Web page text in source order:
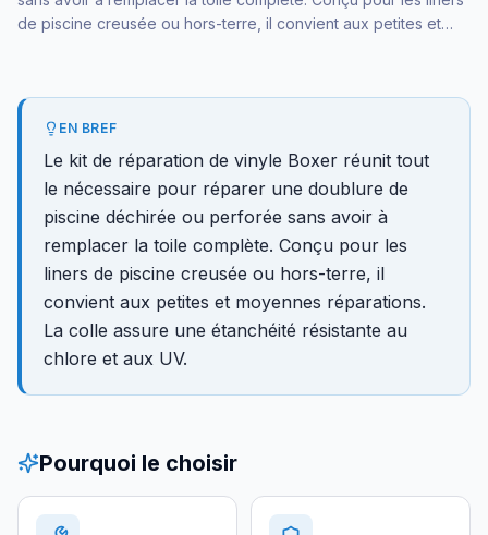
de piscine creusée ou hors-terre, il convient aux petites et
EN BREF
Le kit de réparation de vinyle Boxer réunit tout
le nécessaire pour réparer une doublure de
piscine déchirée ou perforée sans avoir à
remplacer la toile complète. Conçu pour les
liners de piscine creusée ou hors-terre, il
convient aux petites et moyennes réparations.
La colle assure une étanchéité résistante au
chlore et aux UV.
Pourquoi le choisir